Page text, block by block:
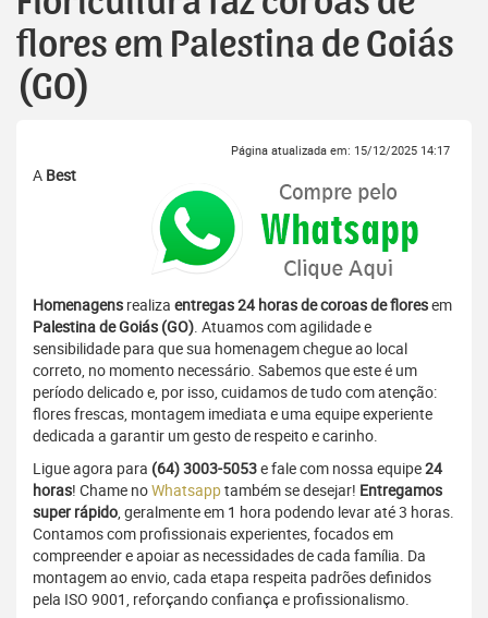
flores em Palestina de Goiás
(GO)
Página atualizada em: 15/12/2025 14:17
A Best
Homenagens realiza entregas 24 horas de coroas de floresem
Palestina de Goiás (GO). Atuamos com agilidade e
sensibilidade para que sua homenagem chegue ao local
correto, no momento necessário. Sabemos que este é um
período delicado e, por isso, cuidamos de tudo com atenção:
flores frescas, montagem imediata e uma equipe experiente
dedicada a garantir um gesto de respeito e carinho.
Ligue agora para (64) 3003-5053e fale com nossa equipe24
horas! Chame noWhatsapptambém se desejar! Entregamos
super rápido, geralmente em 1 hora podendo levar até 3 horas.
Contamos com profissionais experientes, focados em
compreender e apoiar as necessidades de cada família. Da
montagem ao envio, cada etapa respeita padrões definidos
pela ISO 9001, reforçando confiança e profissionalismo.